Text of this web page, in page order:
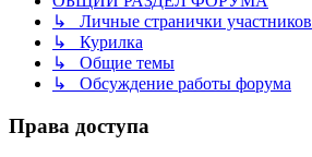
↳ Личные странички участников
↳ Курилка
↳ Общие темы
↳ Обсуждение работы форума
Права доступа